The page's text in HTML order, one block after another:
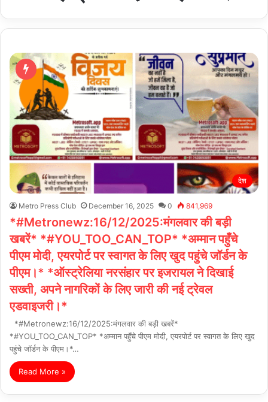
देश
Metro Press Club December 16, 2025 0 841,969
*#Metronewz:16/12/2025:मंगलवार की बड़ी
खबरें* *#YOU_TOO_CAN_TOP* *अम्मान पहुँचे
पीएम मोदी, एयरपोर्ट पर स्वागत के लिए खुद पहुंचे जॉर्डन के
पीएम।* *ऑस्ट्रेलिया नरसंहार पर इजरायल ने दिखाई
सख्ती, अपने नागरिकों के लिए जारी की नई ट्रेवल
एडवाइजरी।*
*#Metronewz:16/12/2025:मंगलवार की बड़ी खबरें*
*#YOU_TOO_CAN_TOP* *अम्मान पहुँचे पीएम मोदी, एयरपोर्ट पर स्वागत के लिए खुद
पहुंचे जॉर्डन के पीएम।*…
Read More »